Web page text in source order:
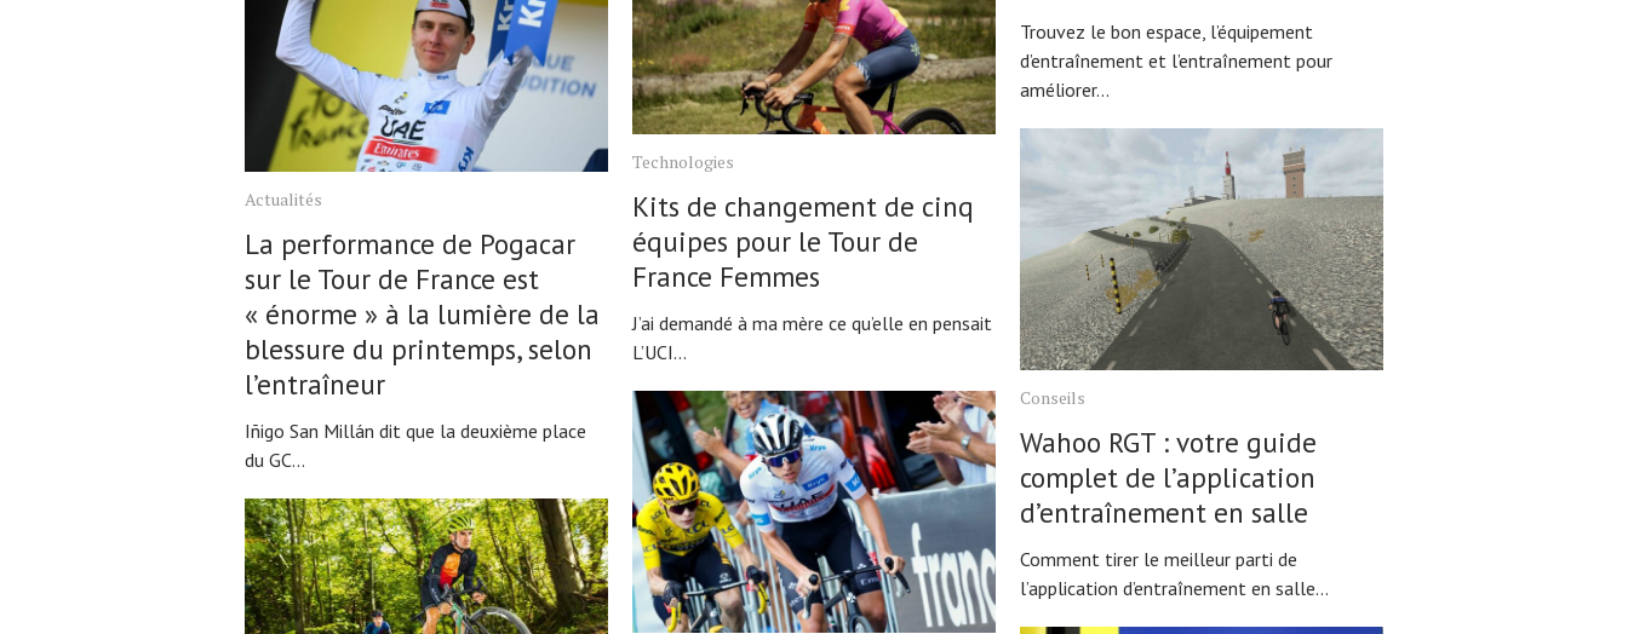
Actualités
La performance de Pogacar
sur le Tour de France est
« énorme » à la lumière de la
blessure du printemps, selon
l’entraîneur
Iñigo San Millán dit que la deuxième place
du GC...
Technologies
Kits de changement de cinq
équipes pour le Tour de
France Femmes
J’ai demandé à ma mère ce qu’elle en pensait
L’UCI...
Trouvez le bon espace, l’équipement
d’entraînement et l’entraînement pour
améliorer...
Conseils
Wahoo RGT : votre guide
complet de l’application
d’entraînement en salle
Comment tirer le meilleur parti de
l’application d’entraînement en salle...